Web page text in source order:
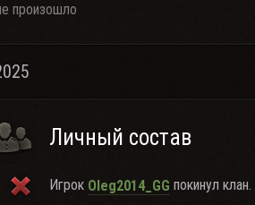
произошло
Личный состав
Игрок Oleg2014_GG покинул клан.